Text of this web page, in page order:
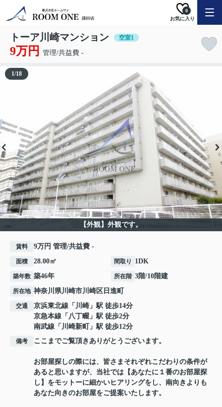
お気に入り
0
トーア川崎マンション 空室1
9万円 管理/共益費 -
【外観】外観です。
1/18
賃料 9万円 管理/共益費 -
面積 28.00㎡ 間取り 1DK
築年数 築46年 所在階 3階/10階建
所在地 神奈川県川崎市川崎区 日進町
交通 京浜東北線 「 川崎 」駅 徒歩14分
京急本線 「 八丁畷 」駅 徒歩2分
南武線 「 川崎新町 」駅 徒歩12分
備考 ここまでご覧頂きありがとうございます。
お部屋探しの際には、皆さまそれぞれこだわりの条件が
あると思いますが、当社では【あなたに１番のお部屋探
し】をモットーに細かいヒアリングをし、南向きよりも
あなた向きのお部屋をご提案いたします。